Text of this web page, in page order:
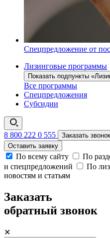
Спецпредложение от
Лизинговые программы
Показать подпункты
Все программы
Спецпредложения
Субсидии
8 800 222 0 555
Заказать звонок
Оставить заявку
По всему сайту По
и спецпредложений
По
новостям и статьям
Заказать
обратный звонок
✕